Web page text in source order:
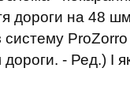
дороги на 48
дороги. - Ред.)